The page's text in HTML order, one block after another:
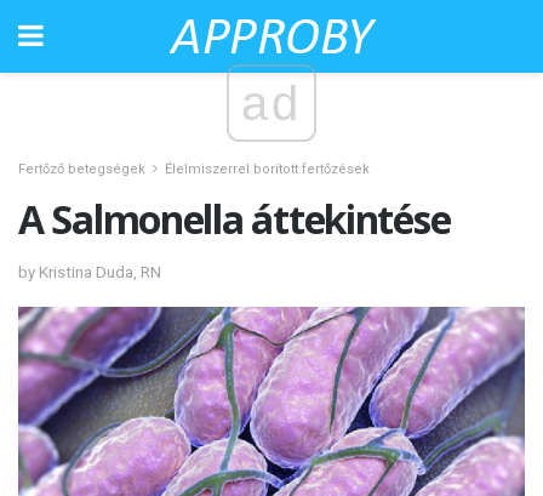
ad
Fertőző betegségek Élelmiszerrel borított fertőzések
A Salmonella áttekintése
by Kristina Duda, RN